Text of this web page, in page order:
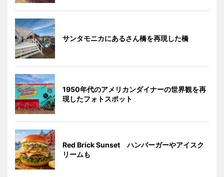
サンタモニカにあるさん橋を再現した橋
1950年代のアメリカンダイナーの世界観を再
現したフォトスポット
Red Brick Sunset ハンバーガーやアイスク
リームも